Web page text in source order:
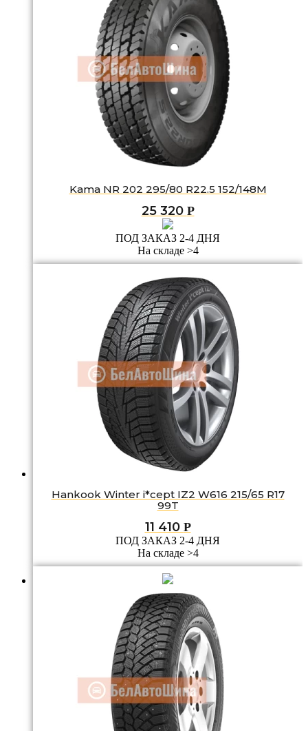
Kama NR 202 295/80 R22.5 152/148M
25 320 Р
ПОД ЗАКАЗ 2-4 ДНЯ
На складе >4
Hankook Winter i*cept IZ2 W616 215/65 R17
99T
11 410 Р
ПОД ЗАКАЗ 2-4 ДНЯ
На складе >4